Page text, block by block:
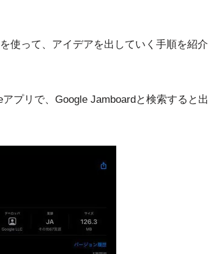
使って、アイデアを出していく手順を紹介
プリで、Google Jamboardと検索すると出